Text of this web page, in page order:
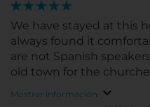
We have stayed at this
always found it
are not Spanish speakers). Excellent location in
old town for the
Mostrar información